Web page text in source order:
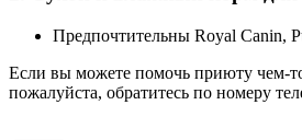
Предпочтительны Royal Canin,
Если вы можете помочь приюту чем-
пожалуйста, обратитесь по номеру